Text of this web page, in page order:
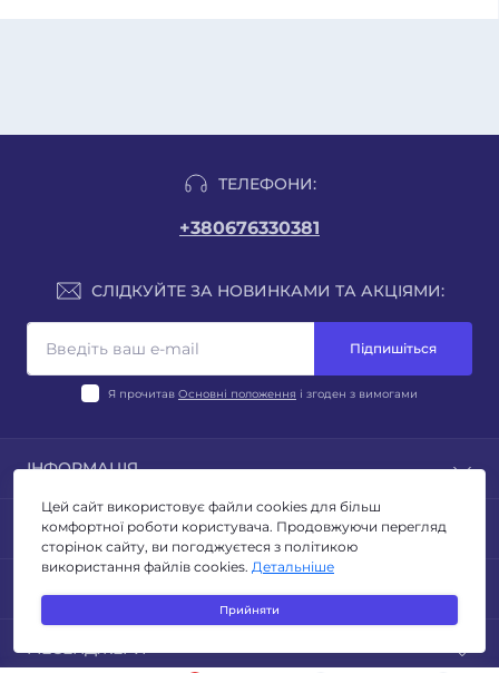
ТЕЛЕФОНИ:
+380676330381
СЛІДКУЙТЕ ЗА НОВИНКАМИ ТА АКЦІЯМИ:
Підпишіться
Я прочитав Основні положення і згоден з вимогами
ІНФОРМАЦІЯ
Блог
Відгуки
Умови повернення
Політика конфиденційності
Публічна оферта
ПОПУЛЯРНЕ
ЛІХТАРІ
ТУРИЗМ ТА КЕМПІНГ
ОСВІТЛЕННЯ
ЕЛЕКТРОТОВАРИ
Адреса для листів: м. Київ, бульвар Миколи Руденка
14з
МЕСЕНДЖЕРИ
Цей сайт використовує файли cookies для більш
комфортної роботи користувача. Продовжуючи перегляд
сторінок сайту, ви погоджуєтеся з політикою
використання файлів cookies. Детальніше
Прийняти